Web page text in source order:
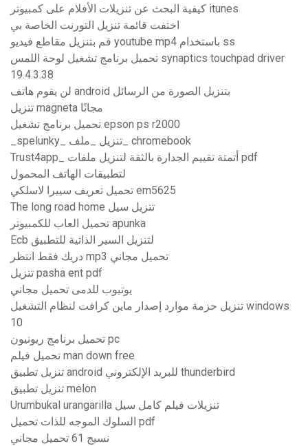
كيفية البحث عن تنزيلات الأفلام على كمبيوتر itunes
اختفت قائمة تنزيل التورنت الخاصة بي
قم بتنزيل مقاطع فيديو youtube mp4 باستخدام ss
تحميل برنامج تشغيل لوحة اللمس synaptics touchpad driver
19.4.3.38
لن يقوم هاتف android بتنزيل الصورة من الرسائل
تنزيل magneta مجانًا
تحميل برنامج تشغيل epson ps r2000
_spelunky_ تنزيل _ملف_ chromebook
Trust4app_ أتمتة تقييم الجدارة بالثقة لتنزيل ملفات pdf
لتطبيقات الهاتف المحمول
تحميل تعريف سييرا لاسلكي em5625
The long road home تنزيل سيل
تحميل العاب للكمبيوتر apunka
Ecb لتنزيل السير الذاتية للتطبيق
دريك فقط انتظر mp3 تحميل مجاني
تنزيل pasha ent pdf
يوتيوب للدمى تحميل مجاني
تنزيل حزمة موارد إصدار ماين كرافت لنظام التشغيل windows
10
تحميل برنامج ريونيون pc
تحميل فيلم man down free
تنزيل تطبيق android للبريد الإلكتروني thunderbird
تنزيل تطبيق melon
Urumbukal urangarilla تنزيلات فيلم كامل سيل
السلوك الموجه للذات تحميل pdf
نسيج 61 تحميل مجاني